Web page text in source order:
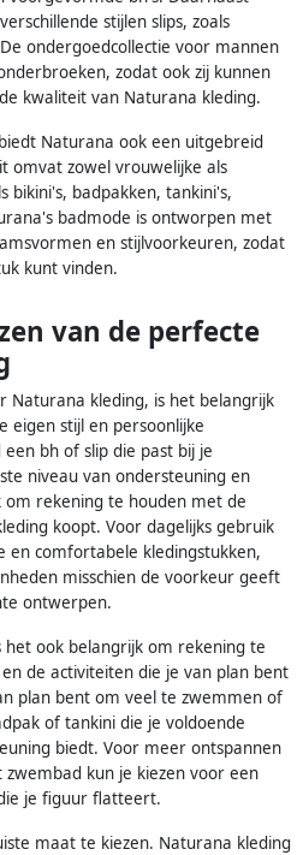
stijlen slips, zoals
ondergoedcollectie voor mannen
zodat ook zij kunnen
kwaliteit van Naturana kleding.
Naturana ook een uitgebreid
omvat zowel vrouwelijke als
bikini's, badpakken, tankini's,
badmode is ontworpen met
en stijlvoorkeuren, zodat
kunt vinden.
van de perfecte
Naturana kleding, is het belangrijk
eigen stijl en persoonlijke
bh of slip die past bij je
niveau van ondersteuning en
rekening te houden met de
koopt. Voor dagelijks gebruik
en comfortabele kledingstukken,
misschien de voorkeur geeft
ontwerpen.
het ook belangrijk om rekening te
de activiteiten die je van plan bent
plan bent om veel te zwemmen of
of tankini die je voldoende
biedt. Voor meer ontspannen
kun je kiezen voor een
je figuur flatteert.
maat te kiezen. Naturana kleding